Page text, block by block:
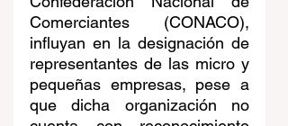
Comerciantes (CONACO),
influyan en la designación de
representantes de las micro y
pequeñas empresas, pese a
que dicha organización no